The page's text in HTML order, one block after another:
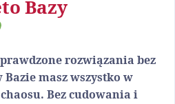
Bazy
rozwiązania bez
masz wszystko w
Bez cudowania i